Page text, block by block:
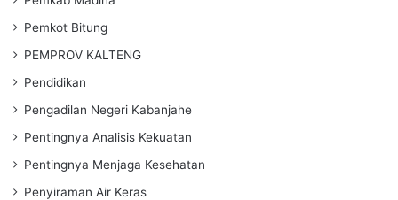
Pemkot Bitung
PEMPROV KALTENG
Pendidikan
Pengadilan Negeri Kabanjahe
Pentingnya Analisis Kekuatan
Pentingnya Menjaga Kesehatan
Penyiraman Air Keras